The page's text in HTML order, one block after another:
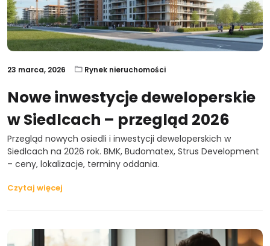
23 marca, 2026 Rynek nieruchomości
Nowe inwestycje deweloperskie
w Siedlcach – przegląd 2026
Przegląd nowych osiedli i inwestycji deweloperskich w
Siedlcach na 2026 rok. BMK, Budomatex, Strus Development
– ceny, lokalizacje, terminy oddania.
Czytaj więcej